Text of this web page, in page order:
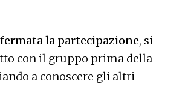
la partecipazione, si
con il gruppo prima della
a conoscere gli altri